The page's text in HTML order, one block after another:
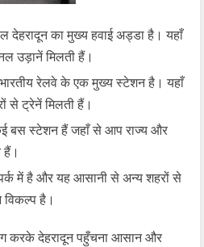
देहरादून का मुख्य हवाई अड्डा है। यहाँ
उड़ानें मिलती हैं।
रेलवे के एक मुख्य स्टेशन है। यहाँ
से ट्रेनें मिलती हैं।
बस स्टेशन हैं जहाँ से आप राज्य और
में है और यह आसानी से अन्य शहरों से
विकल्प है।
करके देहरादून पहुँचना आसान और